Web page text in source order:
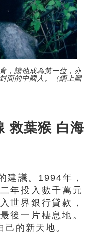
，讓他成為第一位，亦
面的中國人。（網上圖
救葉猴 白海
議。1994年，
年投入數千萬元
世界銀行貸款，
後一片棲息地。
的新天地。